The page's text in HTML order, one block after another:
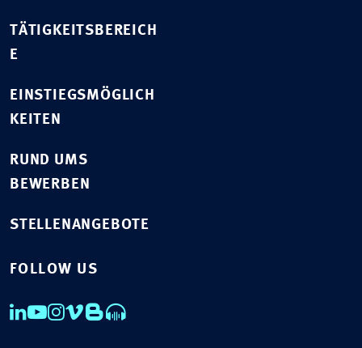
TÄTIGKEITSBEREICH
E
EINSTIEGSMÖGLICH
KEITEN
RUND UMS
BEWERBEN
STELLENANGEBOTE
FOLLOW US